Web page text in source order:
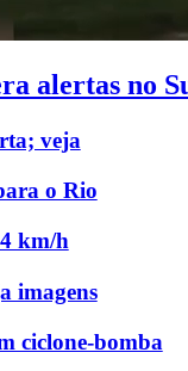
alertas no
veja
o Rio
km/h
imagens
ciclone-bomba